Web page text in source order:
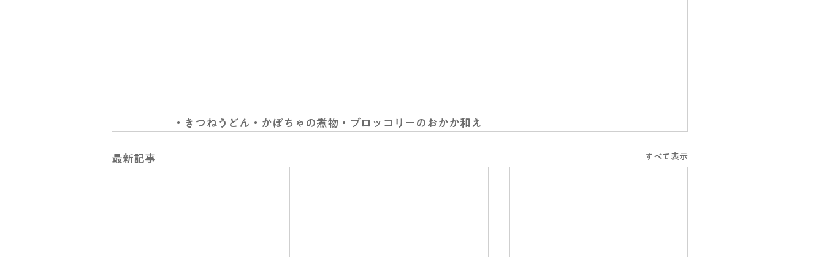
・きつねうどん・かぼちゃの煮物・ブロッコリーのおかか和え
最新記事 すべて表示